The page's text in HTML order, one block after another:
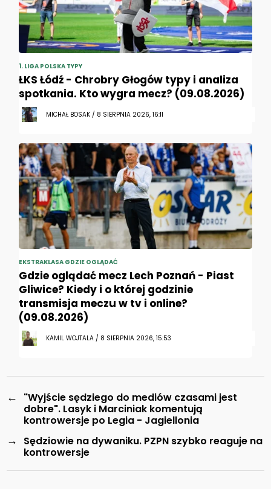
1. LIGA POLSKA TYPY
ŁKS Łódź - Chrobry Głogów typy i analiza
spotkania. Kto wygra mecz? (09.08.2026)
MICHAŁ BOSAK / 8 SIERPNIA 2026, 16:11
EKSTRAKLASA GDZIE OGLĄDAĆ
Gdzie oglądać mecz Lech Poznań - Piast
Gliwice? Kiedy i o której godzinie
transmisja meczu w tv i online?
(09.08.2026)
KAMIL WOJTALA / 8 SIERPNIA 2026, 15:53
←
"Wyjście sędziego do mediów czasami jest
dobre". Lasyk i Marciniak komentują
kontrowersje po Legia - Jagiellonia
→
Sędziowie na dywaniku. PZPN szybko reaguje na
kontrowersje